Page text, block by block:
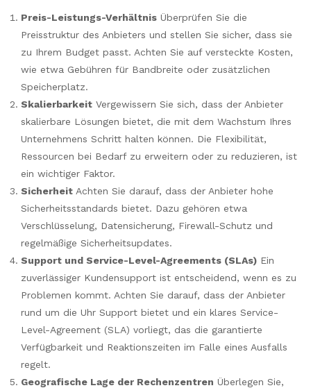
Preis-Leistungs-Verhältnis Überprüfen Sie die
Preisstruktur des Anbieters und stellen Sie sicher, dass sie
zu Ihrem Budget passt. Achten Sie auf versteckte Kosten,
wie etwa Gebühren für Bandbreite oder zusätzlichen
Speicherplatz.
Skalierbarkeit Vergewissern Sie sich, dass der Anbieter
skalierbare Lösungen bietet, die mit dem Wachstum Ihres
Unternehmens Schritt halten können. Die Flexibilität,
Ressourcen bei Bedarf zu erweitern oder zu reduzieren, ist
ein wichtiger Faktor.
Sicherheit Achten Sie darauf, dass der Anbieter hohe
Sicherheitsstandards bietet. Dazu gehören etwa
Verschlüsselung, Datensicherung, Firewall-Schutz und
regelmäßige Sicherheitsupdates.
Support und Service-Level-Agreements (SLAs) Ein
zuverlässiger Kundensupport ist entscheidend, wenn es zu
Problemen kommt. Achten Sie darauf, dass der Anbieter
rund um die Uhr Support bietet und ein klares Service-
Level-Agreement (SLA) vorliegt, das die garantierte
Verfügbarkeit und Reaktionszeiten im Falle eines Ausfalls
regelt.
Geografische Lage der Rechenzentren Überlegen Sie,